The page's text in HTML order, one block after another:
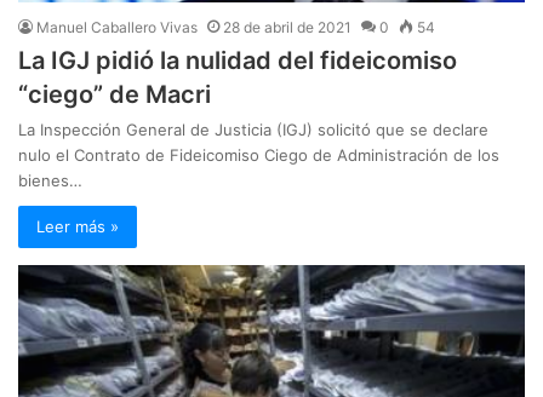
Manuel Caballero Vivas 28 de abril de 2021 0 54
La IGJ pidió la nulidad del fideicomiso
“ciego” de Macri
La Inspección General de Justicia (IGJ) solicitó que se declare
nulo el Contrato de Fideicomiso Ciego de Administración de los
bienes…
Leer más »